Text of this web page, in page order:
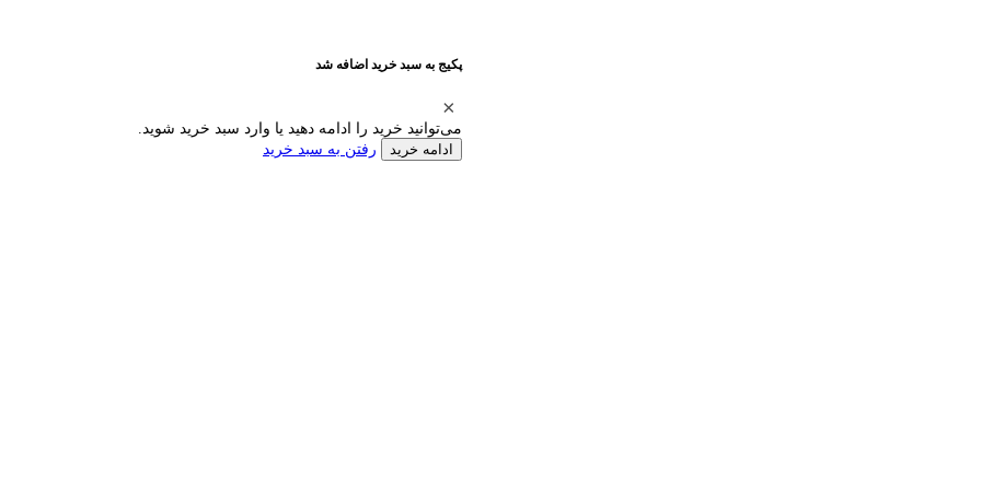
پکیج به سبد خرید اضافه شد
می‌توانید خرید را ادامه دهید یا وارد سبد خرید شوید.
ادامه خرید رفتن به سبد خرید